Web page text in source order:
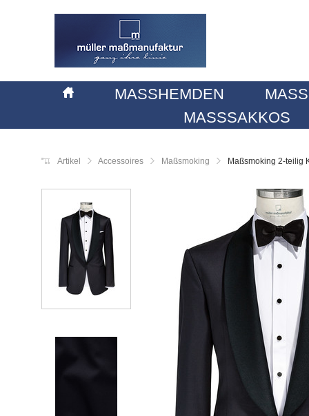
MASSHEMDEN
MASSSAKKOS
Artikel Accessoires Maßsmoking Maßsmoking 2-teilig